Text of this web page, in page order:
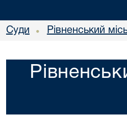
Суди • Рівненський